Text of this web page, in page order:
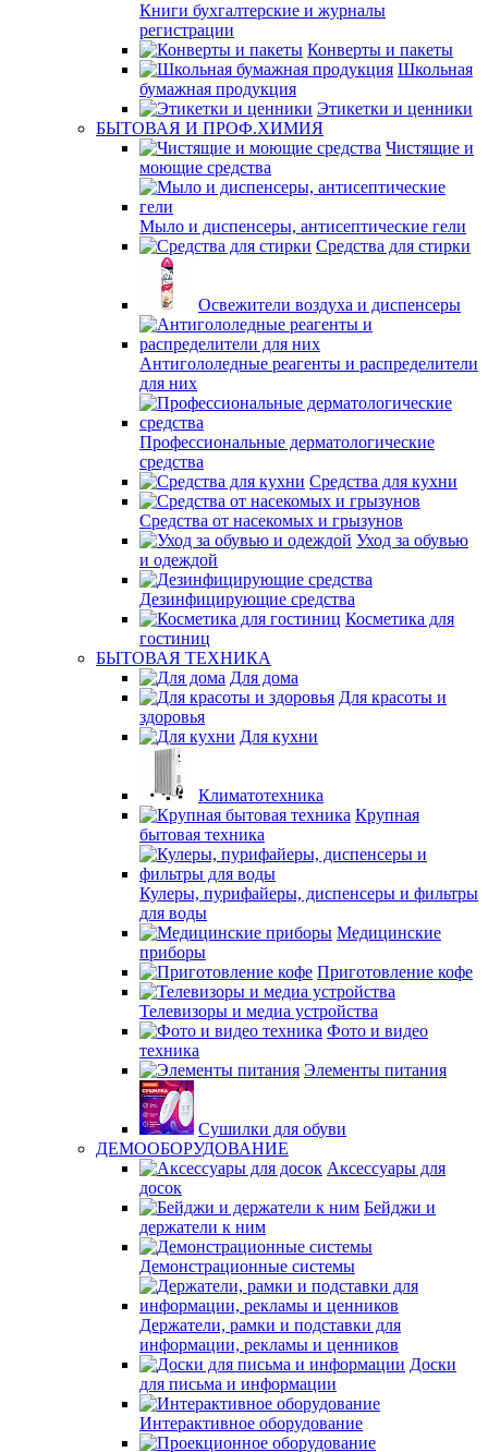
Книги бухгалтерские и журналы
регистрации
Конверты и пакеты
Школьная
бумажная продукция
Этикетки и ценники
БЫТОВАЯ И ПРОФ.ХИМИЯ
Чистящие и
моющие средства
Мыло и диспенсеры, антисептические гели
Средства для стирки
Освежители воздуха и диспенсеры
Антигололедные реагенты и распределители
для них
Профессиональные дерматологические
средства
Средства для кухни
Средства от насекомых и грызунов
Уход за обувью
и одеждой
Дезинфицирующие средства
Косметика для
гостиниц
БЫТОВАЯ ТЕХНИКА
Для дома
Для красоты и
здоровья
Для кухни
Климатотехника
Крупная
бытовая техника
Кулеры, пурифайеры, диспенсеры и фильтры
для воды
Медицинские
приборы
Приготовление кофе
Телевизоры и медиа устройства
Фото и видео
техника
Элементы питания
Сушилки для обуви
ДЕМООБОРУДОВАНИЕ
Аксессуары для
досок
Бейджи и
держатели к ним
Демонстрационные системы
Держатели, рамки и подставки для
информации, рекламы и ценников
Доски
для письма и информации
Интерактивное оборудование